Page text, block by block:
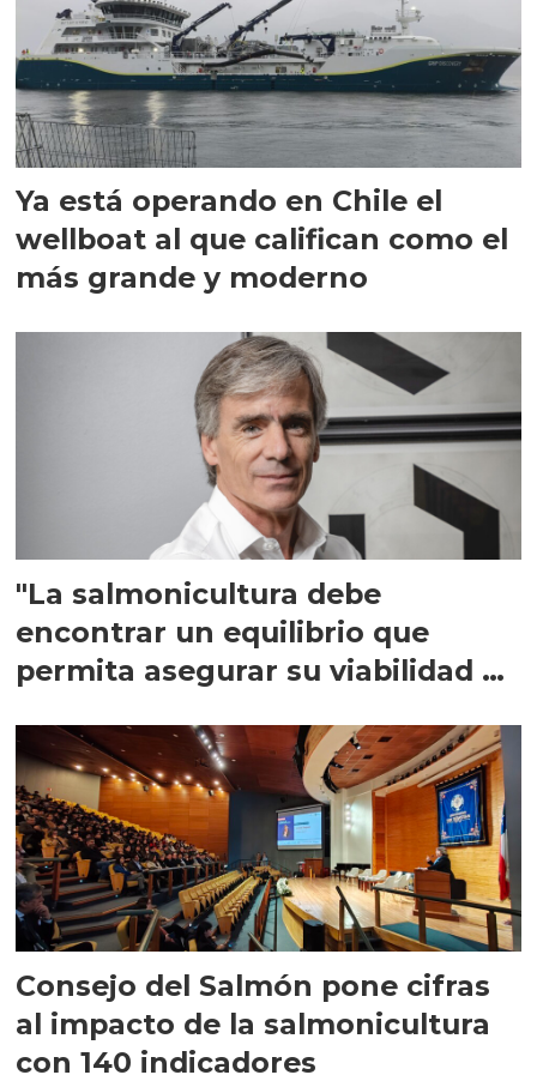
Ya está operando en Chile el
wellboat al que califican como el
más grande y moderno
"La salmonicultura debe
encontrar un equilibrio que
permita asegurar su viabilidad de
Consejo del Salmón pone cifras
al impacto de la salmonicultura
con 140 indicadores